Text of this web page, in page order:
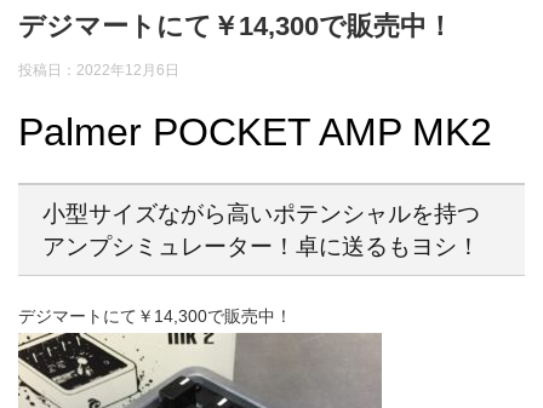
デジマートにて￥14,300で販売中！
投稿日：2022年12月6日
Palmer POCKET AMP MK2
小型サイズながら高いポテンシャルを持つ
アンプシミュレーター！卓に送るもヨシ！
デジマートにて￥14,300で販売中！